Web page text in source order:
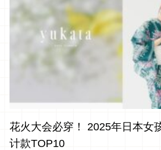
花火大会必穿！ 2025年日本女
计款TOP10